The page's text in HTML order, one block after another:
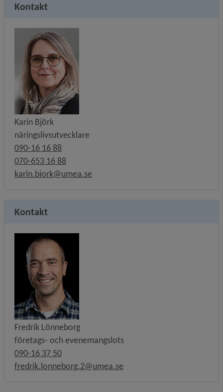
Kontakt
Karin Björk
näringslivsutvecklare
090-16 16 88
070-653 16 88
karin.bjork@umea.se
Kontakt
Fredrik Lönneborg
företags- och evenemangslots
090-16 37 50
fredrik.lonneborg.2@umea.se